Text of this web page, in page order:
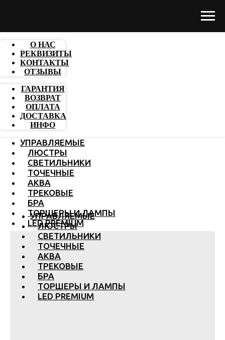
О НАС
РЕКВИЗИТЫ
КОНТАКТЫ
ОТЗЫВЫ
ГАРАНТИЯ
ВОЗВРАТ
ОПЛАТА
ДОСТАВКА
ИНФО
УПРАВЛЯЕМЫЕ
ЛЮСТРЫ
СВЕТИЛЬНИКИ
ТОЧЕЧНЫЕ
АКВА
ТРЕКОВЫЕ
БРА
ТОРШЕРЫ И ЛАМПЫ
LED PREMIUM
УПРАВЛЯЕМЫЕ
ЛЮСТРЫ
СВЕТИЛЬНИКИ
ТОЧЕЧНЫЕ
АКВА
ТРЕКОВЫЕ
БРА
ТОРШЕРЫ И ЛАМПЫ
LED PREMIUM